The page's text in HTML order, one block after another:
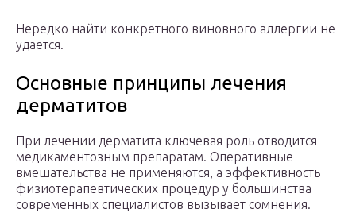
Нередко найти конкретного виновного аллергии не
удается.
Основные принципы лечения
дерматитов
При лечении дерматита ключевая роль отводится
медикаментозным препаратам. Оперативные
вмешательства не применяются, а эффективность
физиотерапевтических процедур у большинства
современных специалистов вызывает сомнения.